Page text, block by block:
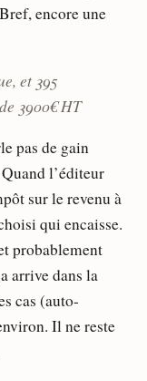
encore une
et 395
3900€ HT
pas de gain
l’éditeur
sur le revenu à
qui encaisse.
probablement
arrive dans la
cas (auto-
Il ne reste